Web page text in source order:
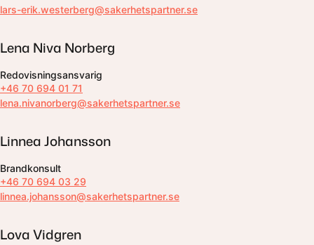
lars-erik.westerberg@sakerhetspartner.se
Lena Niva Norberg
Redovisningsansvarig
+46 70 694 01 71
lena.nivanorberg@sakerhetspartner.se
Linnea Johansson
Brandkonsult
+46 70 694 03 29
linnea.johansson@sakerhetspartner.se
Lova Vidgren